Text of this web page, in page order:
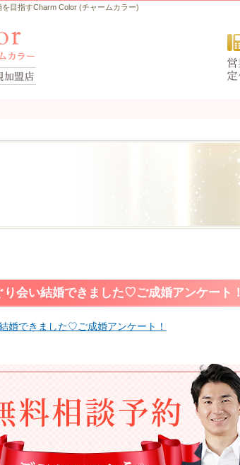
目指すCharm Color (チャームカラー)
会い結婚できました♡ご成婚アンケート！
婚できました♡ご成婚アンケート！